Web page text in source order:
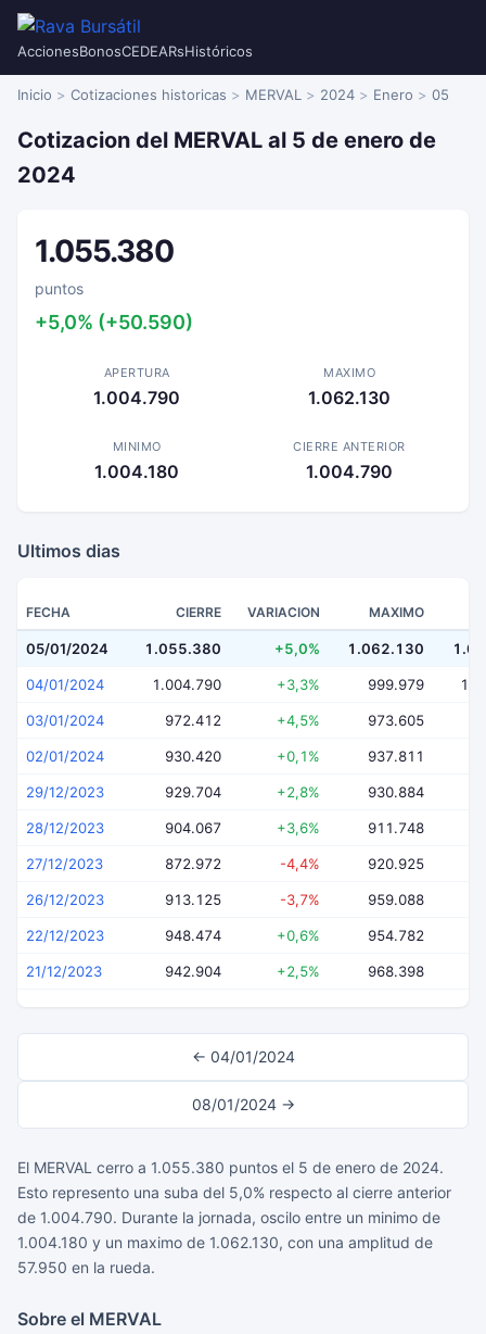
AccionesBonosCEDEARsHistóricos
Inicio Cotizaciones historicas MERVAL 2024 Enero 05
Cotizacion del MERVAL al 5 de enero de
2024
1.055.380
puntos
+5,0% (+50.590)
APERTURA
1.004.790
MAXIMO
1.062.130
MINIMO
1.004.180
CIERRE ANTERIOR
1.004.790
Ultimos dias
FECHA CIERRE VARIACION MAXIMO
05/01/2024 1.055.380 +5,0% 1.062.130
04/01/2024 1.004.790 +3,3% 999.979
03/01/2024 972.412 +4,5% 973.605
02/01/2024 930.420 +0,1% 937.811
29/12/2023 929.704 +2,8% 930.884
28/12/2023 904.067 +3,6% 911.748
27/12/2023 872.972 -4,4% 920.925
26/12/2023 913.125 -3,7% 959.088
22/12/2023 948.474 +0,6% 954.782
21/12/2023 942.904 +2,5% 968.398
← 04/01/2024
08/01/2024 →
El MERVAL cerro a 1.055.380 puntos el 5 de enero de 2024.
Esto represento una suba del 5,0% respecto al cierre anterior
de 1.004.790. Durante la jornada, oscilo entre un minimo de
1.004.180 y un maximo de 1.062.130, con una amplitud de
57.950 en la rueda.
Sobre el MERVAL